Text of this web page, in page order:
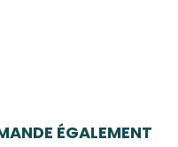
ÉGALEMENT